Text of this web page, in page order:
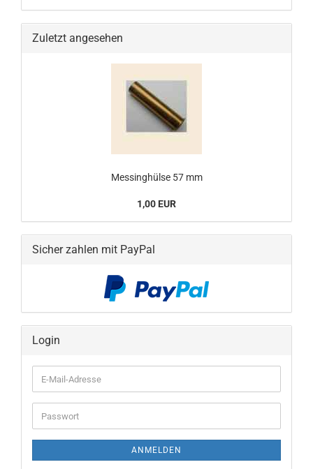
Zuletzt angesehen
Messinghülse 57 mm
1,00 EUR
Sicher zahlen mit PayPal
Login
E-
Mail-
Adresse
Passwort
ANMELDEN